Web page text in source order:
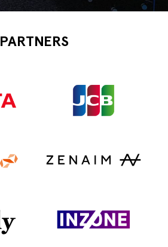
PARTNERS